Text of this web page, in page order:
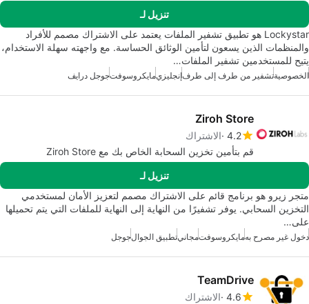
تنزيل لـ
Lockystar هو تطبيق تشفير الملفات يعتمد على الاشتراك مصمم للأفراد
والمنظمات الذين يسعون لتأمين الوثائق الحساسة. مع واجهته سهلة الاستخدام،
يتيح للمستخدمين تشفير الملفات…
الخصوصيةتشفير من طرف إلى طرفإنجليزيمايكروسوفتجوجل درايف
Ziroh Store
4.2 الاشتراك
قم بتأمين تخزين السحابة الخاص بك مع Ziroh Store
تنزيل لـ
متجر زيرو هو برنامج قائم على الاشتراك مصمم لتعزيز الأمان لمستخدمي
التخزين السحابي. يوفر تشفيرًا من النهاية إلى النهاية للملفات التي يتم تحميلها
على…
دخول غير مصرح بهمايكروسوفتمجانيتطبيق الجوالجوجل
TeamDrive
4.6 الاشتراك